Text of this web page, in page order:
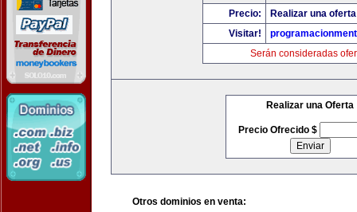
Precio:
Realizar una
Visitar!
Serán consideradas
Realizar una Oferta
Precio Ofrecido $
Otros dominios en venta: